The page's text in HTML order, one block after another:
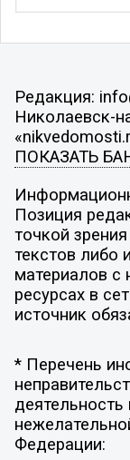
Редакция:
Николаевск-
ПОКАЗАТЬ
Позиция
точкой
текстов либо
материалов с
ресурсах в
источник
* Перечень
Федерации: